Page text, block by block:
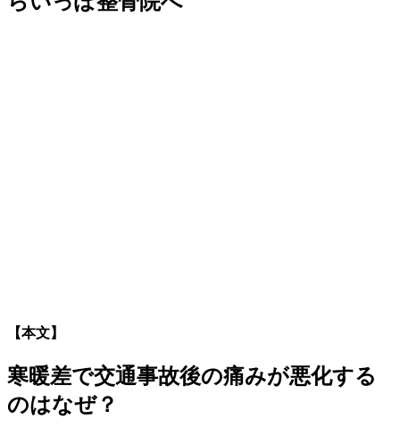
【本文】
寒暖差で交通事故後の痛みが悪化する
のはなぜ？